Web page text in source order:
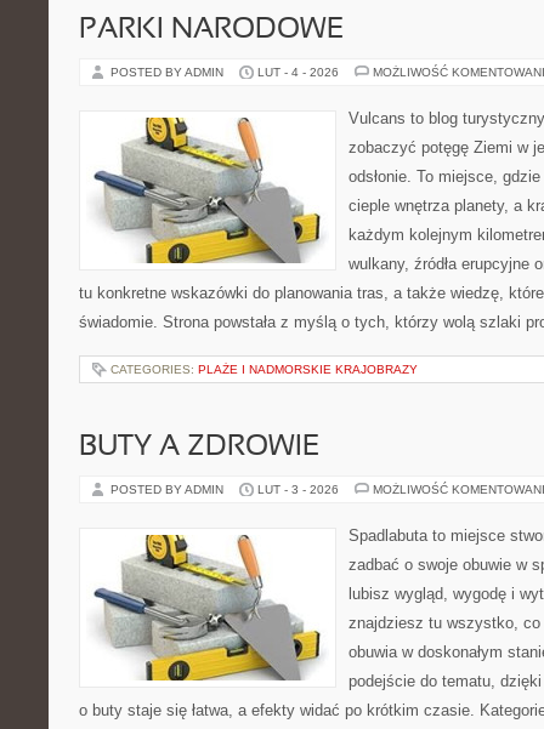
PARKI NARODOWE
POSTED BY ADMIN LUT - 4 - 2026 MOŻLIWOŚĆ
Vulcans to blog
zobaczyć potęgę Ziemi w
odsłonie. To miejsce,
cieple wnętrza planety, a
każdym kolejnym
wulkany, źródła erupcyjne
tu konkretne wskazówki do planowania tras, a także wiedzę,
świadomie. Strona powstała z myślą o tych, którzy wolą szlaki
CATEGORIES: PLAŻE I NADMORSKIE KRAJOBRAZY
BUTY A ZDROWIE
POSTED BY ADMIN LUT - 3 - 2026 MOŻLIWOŚĆ
Spadlabuta to miejsce
zadbać o swoje obuwie w
lubisz wygląd, wygodę i
znajdziesz tu wszystko, co
obuwia w doskonałym
podejście do tematu,
o buty staje się łatwa, a efekty widać po krótkim czasie.